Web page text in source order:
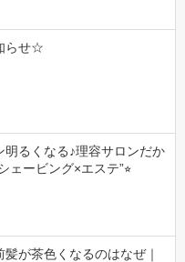
らせ☆
明るくなる♪理容サロンだか
ェービング×エステ”⭐︎
が茶色くなるのはなぜ｜